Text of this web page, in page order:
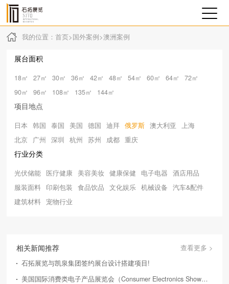
我的位置： 首页>国外案例>澳洲案例
展台面积
18㎡ 27㎡ 30㎡ 36㎡ 42㎡ 48㎡ 54㎡ 60㎡ 64㎡
72㎡
90㎡
96㎡ 108㎡ 135㎡ 144㎡
项目地点
日本 韩国 泰国 美国 德国 迪拜 俄罗斯 澳大利亚
上海
北京
广州 深圳 杭州 苏州 成都 重庆
行业分类
光伏储能 医疗健康 美容美妆 健康保健 电子电器
酒店用品
服装面料
印刷包装 食品饮品 文化娱乐 机械设备
汽车&配件
建筑材料
宠物行业
相关新闻推荐
查看更多 >
石拓展览与凯泉集团签约展台设计搭建项目!
美国国际消费类电子产品展览会（Consumer Electronics Show，简称CES）